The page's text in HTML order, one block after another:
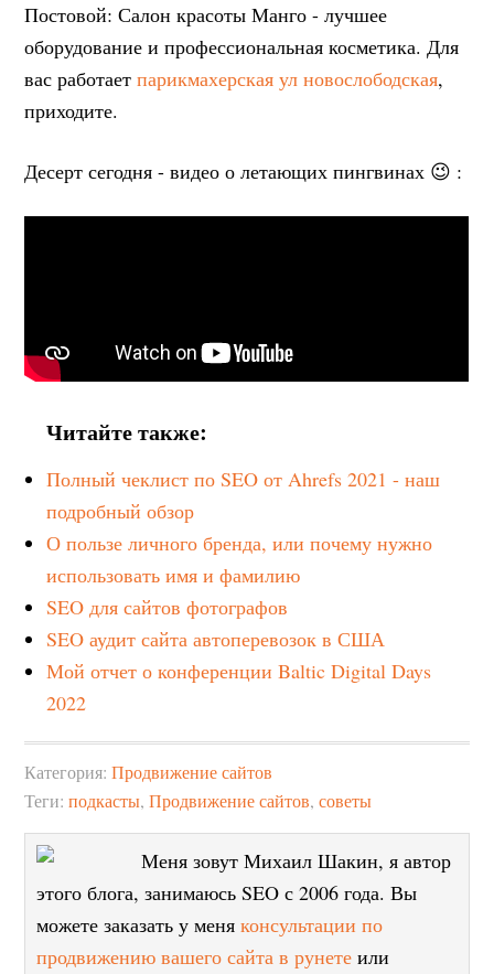
Постовой: Салон красоты Манго - лучшее
оборудование и профессиональная косметика. Для
вас работаетпарикмахерская ул новослободская,
приходите.
Десерт сегодня - видео о летающих пингвинах 😉 :
Читайте также:
Полный чеклист по SEO от Ahrefs 2021 - наш
подробный обзор
О пользе личного бренда, или почему нужно
использовать имя и фамилию
SEO для сайтов фотографов
SEO аудит сайта автоперевозок в США
Мой отчет о конференции Baltic Digital Days
2022
Категория:Продвижение сайтов
Теги:подкасты,Продвижение сайтов,советы
Меня зовут Михаил Шакин, я автор
этого блога, занимаюсь SEO с 2006 года. Вы
можете заказать у меняконсультации по
продвижению вашего сайта в рунете или